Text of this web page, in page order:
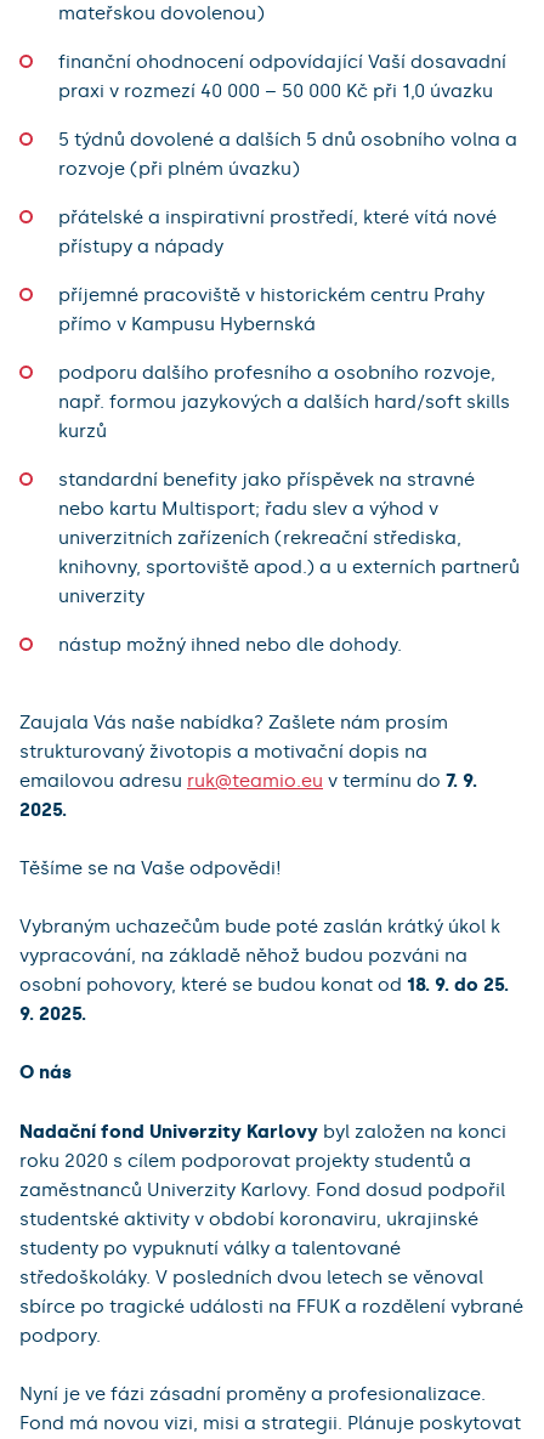
mateřskou dovolenou)
finanční ohodnocení odpovídající Vaší dosavadní
praxi v rozmezí 40 000 – 50 000 Kč při 1,0 úvazku
5 týdnů dovolené a dalších 5 dnů osobního volna a
rozvoje (při plném úvazku)
přátelské a inspirativní prostředí, které vítá nové
přístupy a nápady
příjemné pracoviště v historickém centru Prahy
přímo v Kampusu Hybernská
podporu dalšího profesního a osobního rozvoje,
např. formou jazykových a dalších hard/soft skills
kurzů
standardní benefity jako příspěvek na stravné
nebo kartu Multisport; řadu slev a výhod v
univerzitních zařízeních (rekreační střediska,
knihovny, sportoviště apod.) a u externích partnerů
univerzity
nástup možný ihned nebo dle dohody.
Zaujala Vás naše nabídka? Zašlete nám prosím
strukturovaný životopis a motivační dopis na
emailovou adresu ruk@teamio.eu v termínu do 7. 9.
2025.
Těšíme se na Vaše odpovědi!
Vybraným uchazečům bude poté zaslán krátký úkol k
vypracování, na základě něhož budou pozváni na
osobní pohovory, které se budou konat od 18. 9. do 25.
9. 2025.
O nás
Nadační fond Univerzity Karlovy byl založen na konci
roku 2020 s cílem podporovat projekty studentů a
zaměstnanců Univerzity Karlovy. Fond dosud podpořil
studentské aktivity v období koronaviru, ukrajinské
studenty po vypuknutí války a talentované
středoškoláky. V posledních dvou letech se věnoval
sbírce po tragické události na FFUK a rozdělení vybrané
podpory.
Nyní je ve fázi zásadní proměny a profesionalizace.
Fond má novou vizi, misi a strategii. Plánuje poskytovat